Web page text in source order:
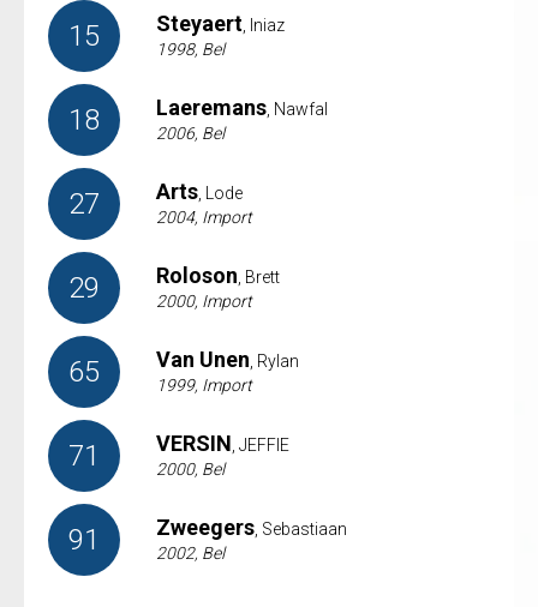
15 Steyaert , Iniaz
1998, Bel
18 Laeremans , Nawfal
2006, Bel
27 Arts , Lode
2004, Import
29 Roloson , Brett
2000, Import
65 Van Unen , Rylan
1999, Import
71 VERSIN , JEFFIE
2000, Bel
91 Zweegers , Sebastiaan
2002, Bel